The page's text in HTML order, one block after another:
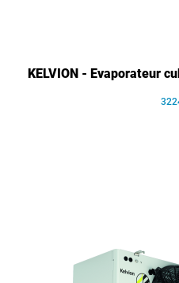
KELVION - Evaporateur